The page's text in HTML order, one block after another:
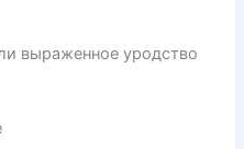
выраженное уродство